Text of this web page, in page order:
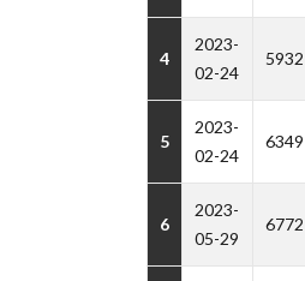
4
2023-
02-24
5932
5
2023-
02-24
6349
6
2023-
05-29
6772